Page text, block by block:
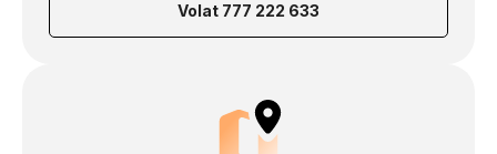
Volat 777 222 633